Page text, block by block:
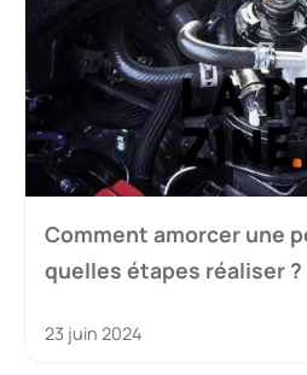
Comment amorcer une
quelles étapes réaliser ?
23 juin 2024